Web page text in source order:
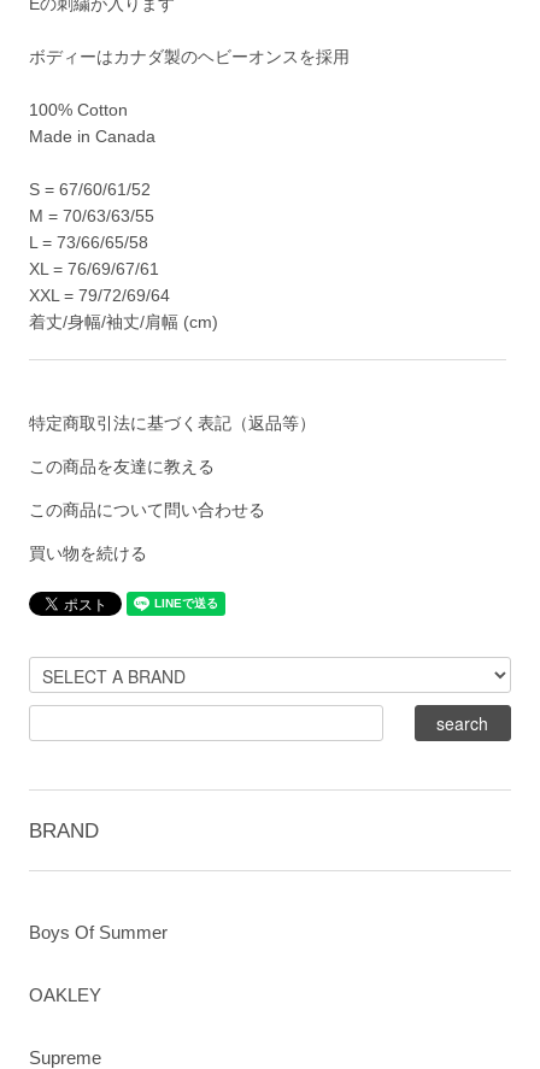
ボディーはカナダ製のヘビーオンスを採用
100% Cotton
Made in Canada
S = 67/60/61/52
M = 70/63/63/55
L = 73/66/65/58
XL = 76/69/67/61
XXL = 79/72/69/64
着丈/身幅/袖丈/肩幅 (cm)
特定商取引法に基づく表記（返品等）
この商品を友達に教える
この商品について問い合わせる
買い物を続ける
BRAND
Boys Of Summer
OAKLEY
Supreme